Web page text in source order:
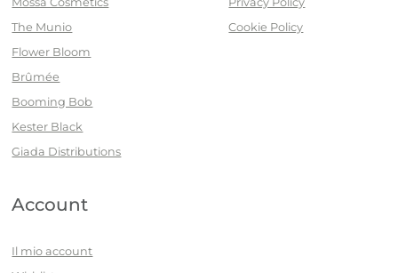
The Munio
Flower Bloom
Brûmée
Booming Bob
Kester Black
Giada Distributions
Cookie Policy
Account
Il mio account